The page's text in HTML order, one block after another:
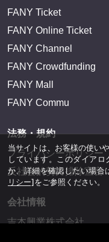
FANY Ticket
FANY Online Ticket
FANY Channel
FANY Crowdfunding
FANY Mall
FANY Commu
法務・規約
プライバシーポリシー
反社会的勢力排除宣言
会社情報
吉本興業株式会社
当サイトは、お客様の使い
しています。このダイア
か、詳細を確認したい場合
リシー]をご参照ください。